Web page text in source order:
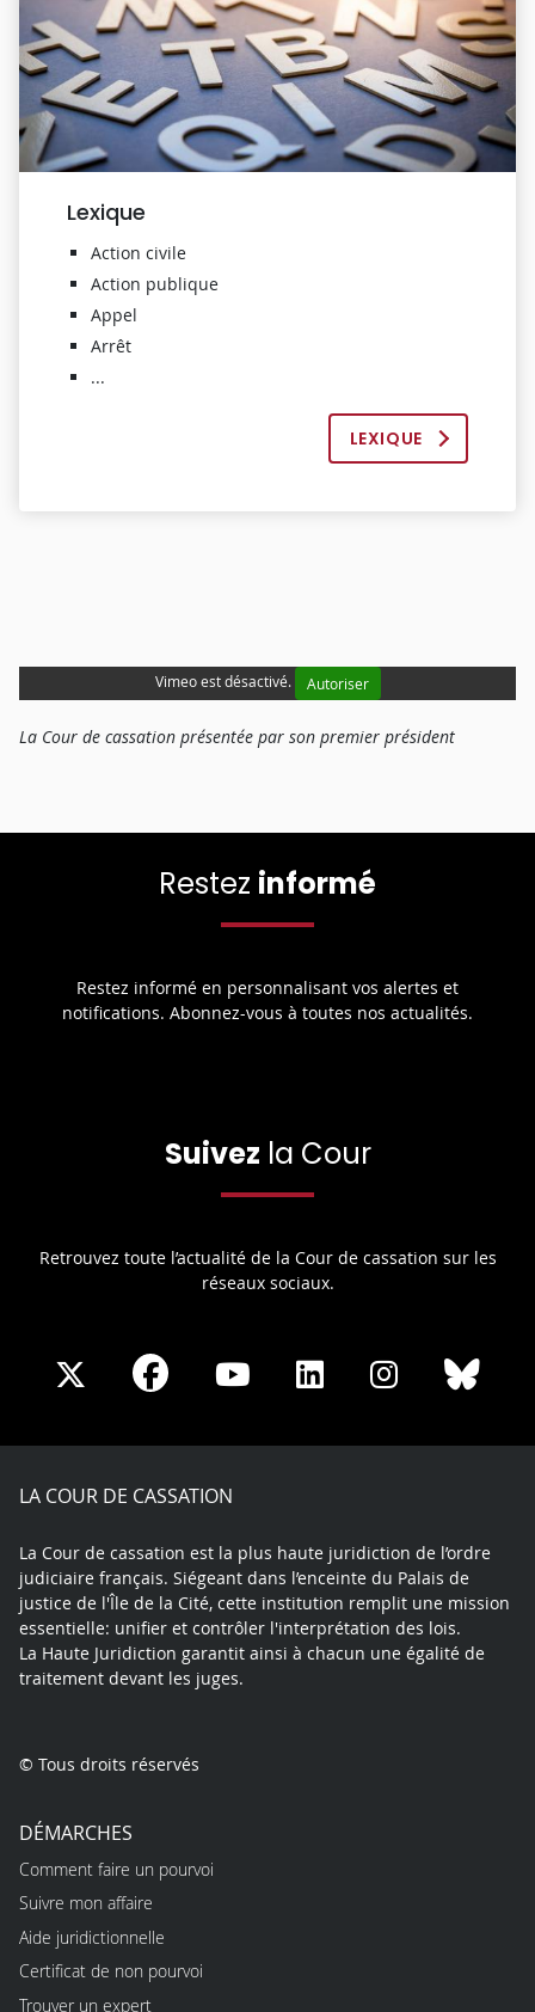
Lexique
Action civile
Action publique
Appel
Arrêt
...
LEXIQUE
Vimeo est désactivé. Autoriser
La Cour de cassation présentée par son premier président
Restez informé
Restez informé en personnalisant vos alertes et
notifications. Abonnez-vous à toutes nos actualités.
Suivez la Cour
Retrouvez toute l’actualité de la Cour de cassation sur les
réseaux sociaux.
Share
X
Share
Facebook
Share
Youtube
Share
LinkedIn
Share
Instagram
LA COUR DE CASSATION
La Cour de cassation est la plus haute juridiction de l’ordre
judiciaire français. Siégeant dans l’enceinte du Palais de
justice de l'Île de la Cité, cette institution remplit une mission
essentielle: unifier et contrôler l'interprétation des lois.
La Haute Juridiction garantit ainsi à chacun une égalité de
traitement devant les juges.
© Tous droits réservés
DÉMARCHES
Comment faire un pourvoi
Suivre mon affaire
Aide juridictionnelle
Certificat de non pourvoi
Trouver un expert